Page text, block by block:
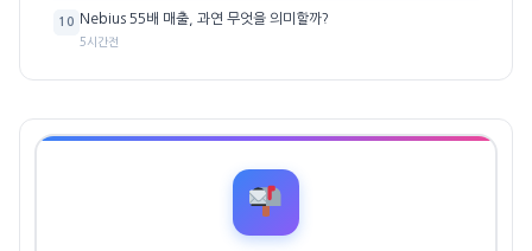
10 Nebius 55배 매출, 과연 무엇을 의미할까?
5시간전